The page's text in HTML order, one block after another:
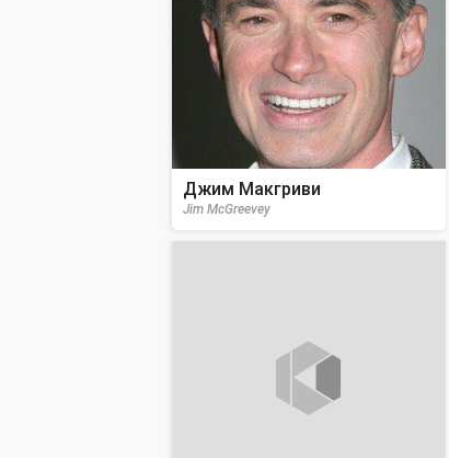
Джим Макгриви
Jim McGreevey